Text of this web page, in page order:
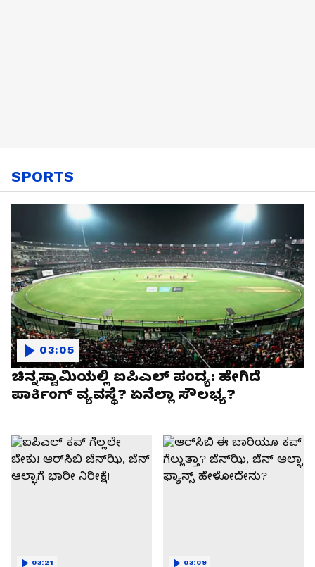
SPORTS
ಚಿನ್ನಸ್ವಾಮಿಯಲ್ಲಿ ಐಪಿಎಲ್‌ ಪಂದ್ಯ: ಹೇಗಿದೆ
ಪಾರ್ಕಿಂಗ್ ವ್ಯವಸ್ಥೆ? ಏನೆಲ್ಲಾ ಸೌಲಭ್ಯ?
03:05
03:21 03:09